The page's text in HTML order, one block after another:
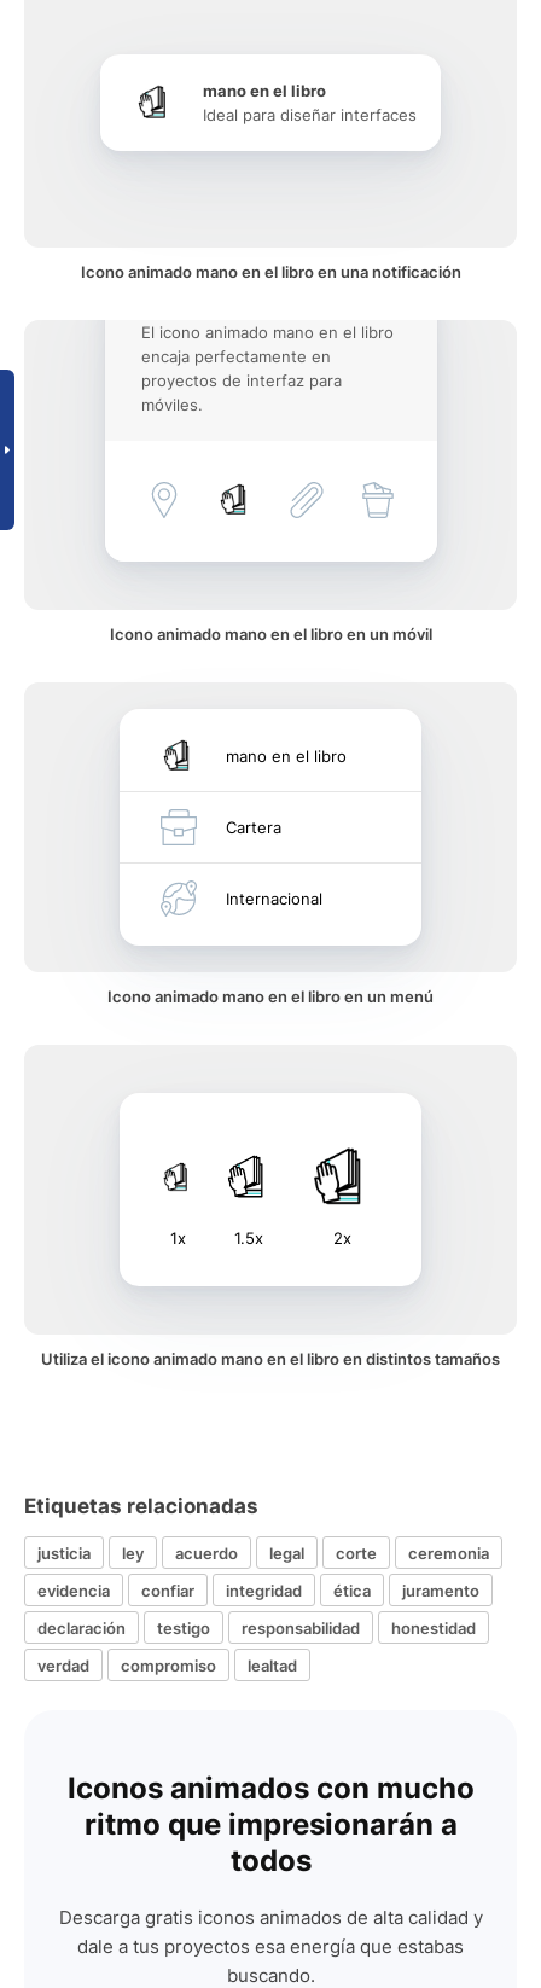
mano en el libro
Ideal para diseñar interfaces
Icono animado mano en el libro en una notificación
El icono animado mano en el libro
encaja perfectamente en
proyectos de interfaz para
móviles.
Icono animado mano en el libro en un móvil
mano en el libro
Cartera
Internacional
Icono animado mano en el libro en un menú
1x 1.5x 2x
Utiliza el icono animado mano en el libro en distintos tamaños
Etiquetas relacionadas
justicia ley acuerdo legal corte
ceremonia
evidencia
confiar integridad ética
juramento
declaración
testigo responsabilidad
honestidad
verdad
compromiso lealtad
Iconos animados con mucho
ritmo que impresionarán a
todos
Descarga gratis iconos animados de alta calidad y
dale a tus proyectos esa energía que estabas
buscando.